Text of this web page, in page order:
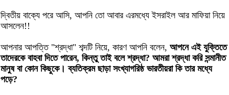
দ্বিতীয় বাক্যে পরে আসি, আপনি তো আবার এরমধ্যে ইসরাইল আর মাফিয়া নিয়ে
আসলেন!!
আপনার আপত্তি "শ্রদ্ধা" শব্দটি নিয়ে, কারণ আপনি বলেন, আপনে এই যুক্তিতে
তাদেরকে বাহবা দিতে পারেন, কিন্তু তাই বলে শ্রদ্ধা? আমরা শ্রদ্ধা করি সন্মানীত
মানুষ বা কোন কিছুকে। ব্যতিক্রম ছাড়া সংখ্যাগরিষ্ঠ ভারতীয়রা কি তার মধ্যে
পড়ে?